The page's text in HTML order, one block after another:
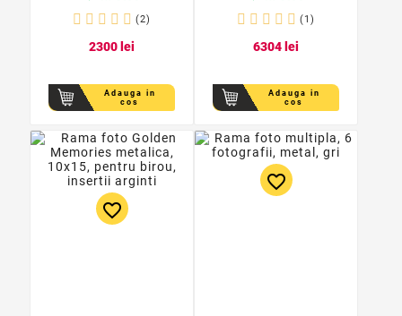
(2)
2300lei
Adauga in
cos
(1)
6304lei
Adauga in
cos
favorite_border
favorite_border